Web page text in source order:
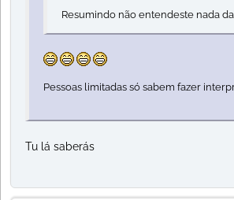
Resumindo não entendeste nada
Pessoas limitadas só sabem fazer
Tu lá saberás